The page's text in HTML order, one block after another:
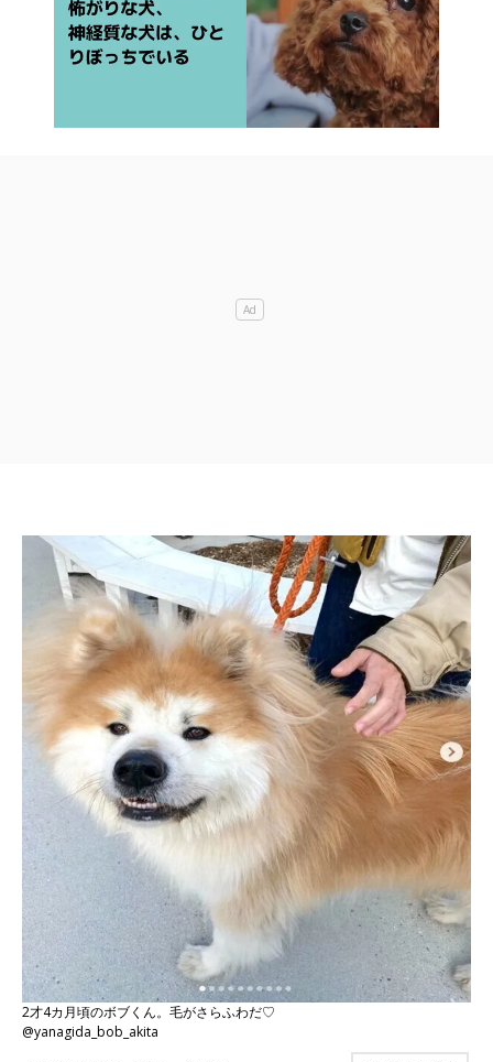
2才4カ月頃のボブくん。毛がさらふわだ♡
@yanagida_bob_akita